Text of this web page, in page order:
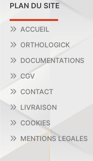
PLAN DU SITE
ACCUEIL
ORTHOLOGICK
DOCUMENTATIONS
CGV
CONTACT
LIVRAISON
COOKIES
MENTIONS LEGALES